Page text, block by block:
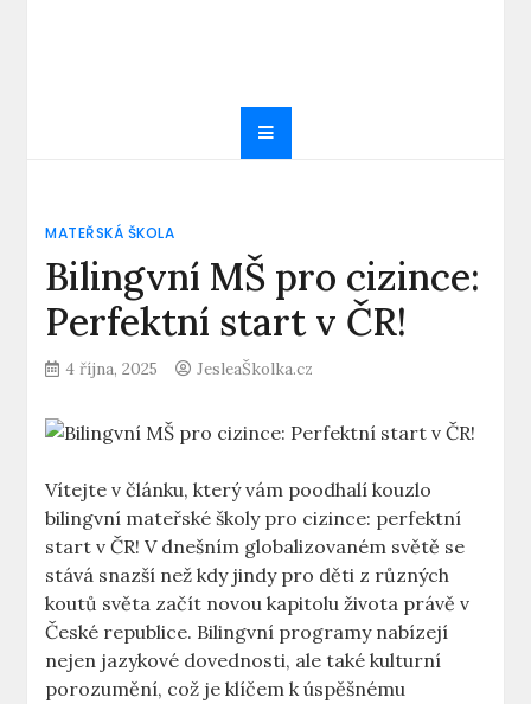
MATEŘSKÁ ŠKOLA
Bilingvní MŠ pro cizince:
Perfektní start v ČR!
4 října, 2025 JesleaŠkolka.cz
Vítejte v článku, který vám poodhalí kouzlo
bilingvní mateřské školy pro cizince: perfektní
start v ČR! V dnešním globalizovaném světě se
stává snazší než kdy jindy pro děti z různých
koutů světa začít novou kapitolu života právě v
České republice. Bilingvní programy nabízejí
nejen jazykové dovednosti, ale také kulturní
porozumění, což je klíčem k úspěšnému